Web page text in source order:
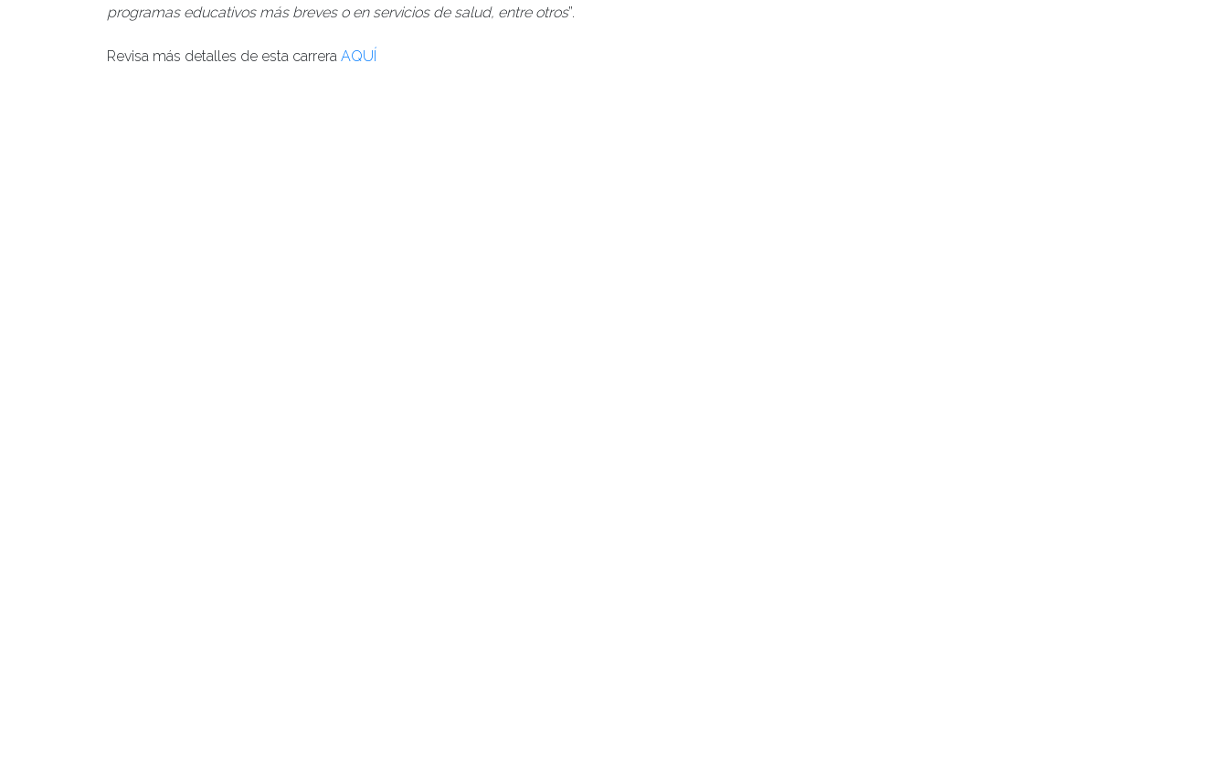
programas educativos más breves o en servicios de salud, entre otros”.
Revisa más detalles de esta carrera AQUÍ